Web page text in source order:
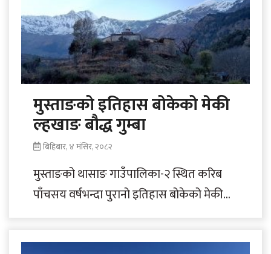
मुस्ताङको इतिहास बोकेको मेकी
ल्हखाङ बौद्ध गुम्बा
बिहिबार, ४ मंसिर, २०८२
मुस्ताङको थासाङ गाउँपालिका-२ स्थित करिब
पाँचसय वर्षभन्दा पुरानो इतिहास बोकेको मेकी